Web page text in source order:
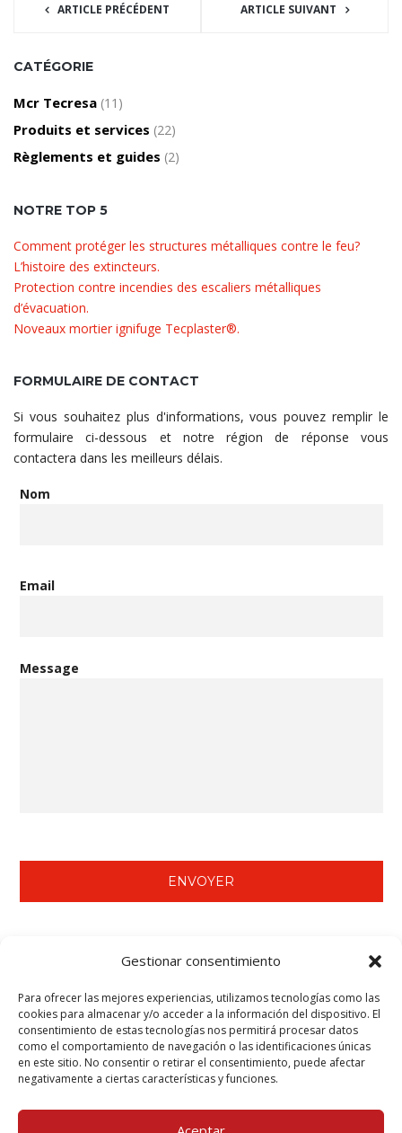
Gestionar consentimiento
Para ofrecer las mejores experiencias, utilizamos tecnologías como las
cookies para almacenar y/o acceder a la información del dispositivo. El
consentimiento de estas tecnologías nos permitirá procesar datos
como el comportamiento de navegación o las identificaciones únicas
en este sitio. No consentir o retirar el consentimiento, puede afectar
negativamente a ciertas características y funciones.
ARTICLE PRÉCÉDENT ARTICLE SUIVANT
CATÉGORIE
Mcr Tecresa (11)
Produits et services (22)
Règlements et guides (2)
NOTRE TOP 5
Comment protéger les structures métalliques contre le feu?
L’histoire des extincteurs.
Protection contre incendies des escaliers métalliques
d’évacuation.
Noveaux mortier ignifuge Tecplaster®.
FORMULAIRE DE CONTACT
Si vous souhaitez plus d'informations, vous pouvez remplir le
formulaire ci-dessous et notre région de réponse vous
contactera dans les meilleurs délais.
Nom
Email
Message
NOUS VOUS RECOMMANDONS DE VOIR…
Mortier Tecwool® F.
Pâte à joints préparée Tecbor®.
Panneaux Tecbor® - Structure métallique.
Teclack-W® - Protection des éléments en acier (poutres et
piliers).